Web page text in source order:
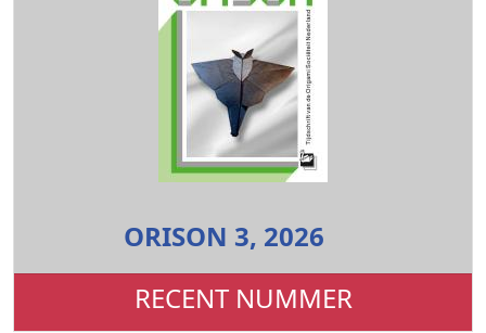
ORISON 3, 2026
RECENT NUMMER